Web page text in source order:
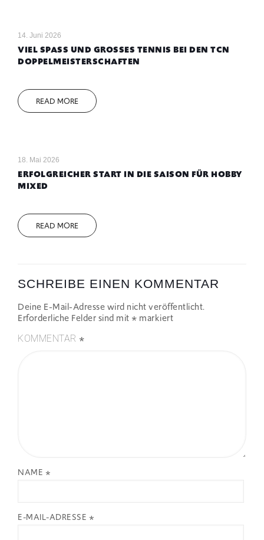
14. Juni 2026
VIEL SPASS UND GROSSES TENNIS BEI DEN TCN DO
PPELMEISTERSCHAFTEN
READ MORE
18. Mai 2026
ERFOLGREICHER START IN DIE SAISON FÜR HOBBY
MIXED
READ MORE
SCHREIBE EINEN KOMMENTAR
Deine E-Mail-Adresse wird nicht veröffentlicht.
Erforderliche Felder sind mit * markiert
KOMMENTAR *
NAME *
E-MAIL-ADRESSE *